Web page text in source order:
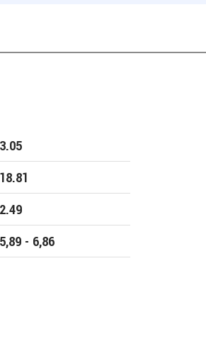
3.05
18.81
2.49
5,89 - 6,86